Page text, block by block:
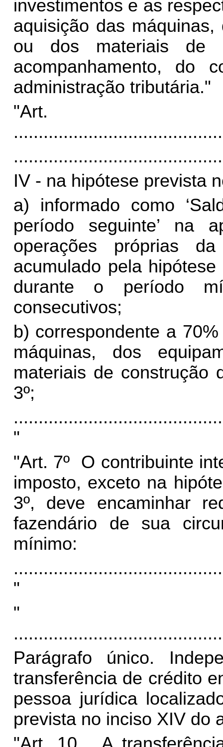
investimentos e as
aquisição das
ou dos materiais de
acompanhamento, do
administração tributária."
IV - na hipótese prevista
a) informado como
período seguinte’ na
operações próprias
acumulado pela
durante o período
consecutivos;
b) correspondente a
máquinas, dos
materiais de
3º;
"
"Art. 7º O contribuinte
imposto, exceto na
3º, deve encaminhar
fazendário de sua
mínimo:
"
"
Parágrafo único.
transferência de crédito
pessoa jurídica
prevista no inciso XIV do